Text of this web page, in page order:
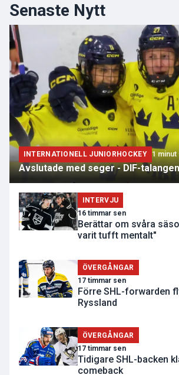
Senaste Nytt
INTERNATIONELL JUNIORHOCKEY 1 minut
Avslutade med seger - DIF-
INTERVJU
16 timmar sen
Berättar om svåra
varit tufft mentalt"
ÖVERGÅNGAR
17 timmar sen
Förre SHL-forwarden
Ryssland
ÖVERGÅNGAR
17 timmar sen
Tidigare SHL-backen
comeback